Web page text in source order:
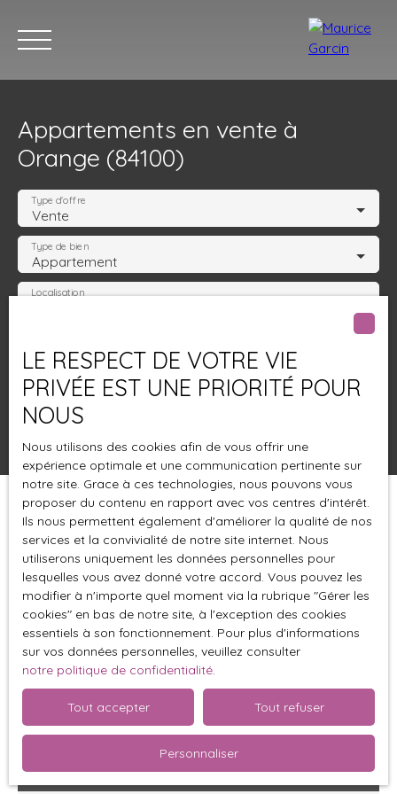
Nos annonces Nos
Appartements en vente à
Orange (84100)
Vente
Type d'offre
Appartement
Type de bien
Localisation
Surface min (m²)
Rechercher
Pertinence
Trier par Créer une alerte
Exclusivité
LE RESPECT DE VOTRE VIE
PRIVÉE EST UNE PRIORITÉ POUR
NOUS
Nous utilisons des cookies afin de vous offrir une
expérience optimale et une communication pertinente sur
notre site. Grace à ces technologies, nous pouvons vous
proposer du contenu en rapport avec vos centres d'intérêt.
Ils nous permettent également d'améliorer la qualité de nos
services et la convivialité de notre site internet. Nous
utiliserons uniquement les données personnelles pour
lesquelles vous avez donné votre accord. Vous pouvez les
modifier à n'importe quel moment via la rubrique ″Gérer les
cookies″ en bas de notre site, à l'exception des cookies
essentiels à son fonctionnement. Pour plus d'informations
sur vos données personnelles, veuillez consulter
notre politique de confidentialité.
Tout accepter Tout refuser
Personnaliser